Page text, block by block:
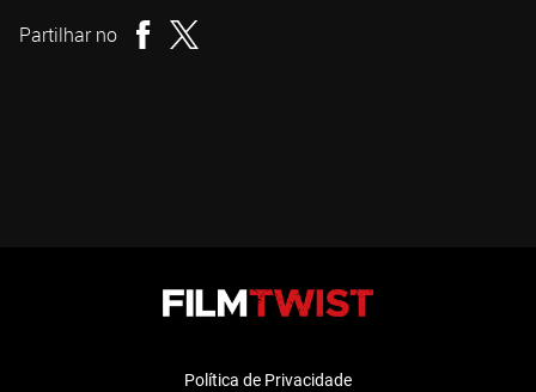
Partilhar no
Política de Privacidade